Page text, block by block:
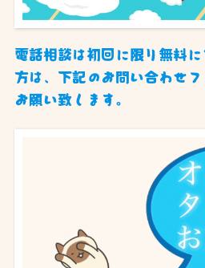
電話相談は初回に限り無料
方は、下記のお問い合わせ
お願い致します。